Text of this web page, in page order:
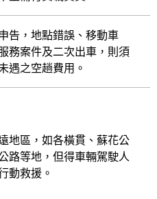
告，地點錯誤、移動車
務案件及二次出車，則須
遇之空趟費用。
地區，如各橫貫、蘇花公
路等地，但得車輛駕駛人
動救援。